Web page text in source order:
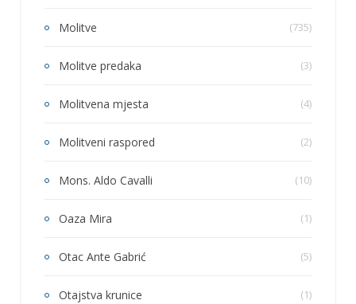
Molitve (735)
Molitve predaka (3)
Molitvena mjesta (4)
Molitveni raspored (2)
Mons. Aldo Cavalli (10)
Oaza Mira (1)
Otac Ante Gabrić (5)
Otajstva krunice (1)